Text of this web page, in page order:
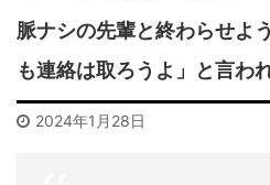
脈ナシの先輩と終わらせよ
も連絡は取ろうよ」と言わ
2024年1月28日